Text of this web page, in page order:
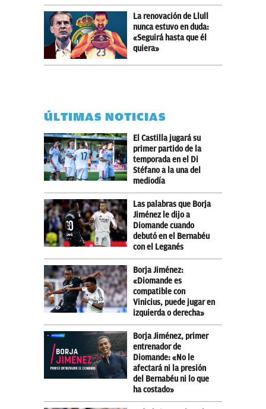
La renovación de Llull
nunca estuvo en duda:
«Seguirá hasta que él
quiera»
ÚLTIMAS NOTICIAS
El Castilla jugará su
primer partido de la
temporada en el Di
Stéfano a la una del
mediodía
Las palabras que Borja
Jiménez le dijo a
Diomande cuando
debutó en el Bernabéu
con el Leganés
Borja Jiménez:
«Diomande es
compatible con
Vinicius, puede jugar en
izquierda o derecha»
Borja Jiménez, primer
entrenador de
Diomande: «No le
afectará ni la presión
del Bernabéu ni lo que
ha costado»